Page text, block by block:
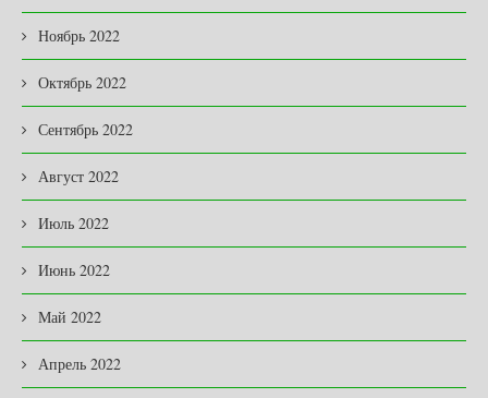
Ноябрь 2022
Октябрь 2022
Сентябрь 2022
Август 2022
Июль 2022
Июнь 2022
Май 2022
Апрель 2022